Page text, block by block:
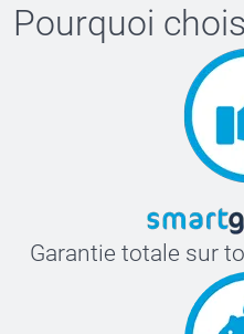
Pourquoi
Garantie totale sur